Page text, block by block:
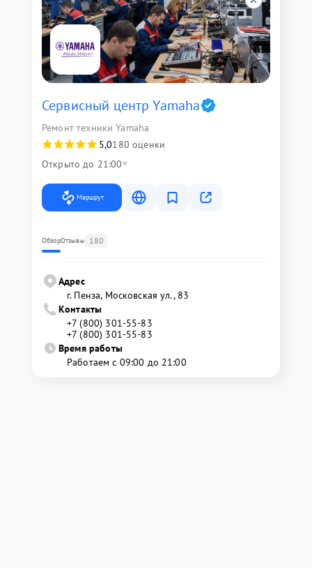
Сервисный центр Yamaha
Ремонт техники Yamaha
5,0180 оценки
Открыто до 21:00
Маршрут
ОбзорОтзывы 180
Адрес
г. Пенза, Московская ул., 83
Контакты
+7 (800) 301-55-83
+7 (800) 301-55-83
Время работы
Работаем с 09:00 до 21:00